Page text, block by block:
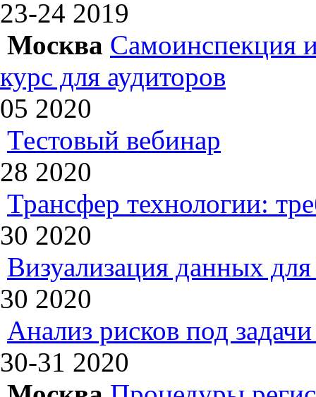
23-24 2019
Москва Самоинспекция
курс для аудиторов
05 2020
Тестовый вебинар
28 2020
Трансфер технологии:
30 2020
Визуализация данных
30 2020
Анализ рисков под
30-31 2020